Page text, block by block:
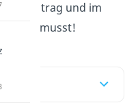
im Beitrag und im
musst!